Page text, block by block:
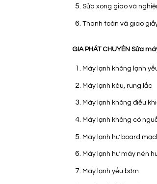
Sửa xong giao và
Thanh toán và giao
GIA PHÁT CHUYÊN Sửa
Máy lạnh không lạnh
Máy lạnh kêu, rung lắc
Máy lạnh không điều
Máy lạnh không có
Máy lạnh hư board
Máy lạnh hư máy nén
Máy lạnh yếu bơm